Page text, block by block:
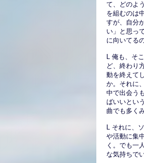
て、どのよ
を組むのは
すが、自分
い」と思っ
に向いてる
L 俺も、そ
ど、終わり
動を終えて
か。それに
中で出会う
ばいいとい
曲でも多く
L それに、
や活動に集
く。でも一
な気持ちで